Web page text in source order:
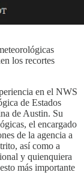
los recortes
en el NWS
de Estados
de Austin. Su
el encargado
de la agencia a
así como a
y quienquiera
más importante